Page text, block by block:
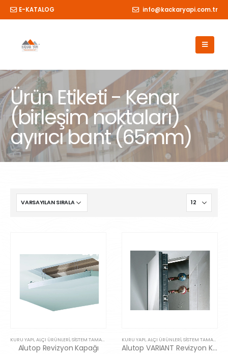
E-KATALOG info@kackaryapi.com.tr
Ürün Etiketi - Kenar
(birleşim noktaları)
ayırıcı bant (65mm)
KURU YAPI, ALÇI ÜRÜNLERI, SISTEM TAMAMLAYICILARI ,SISTEM AKSESUARLARI
Alutop Revizyon Kapağı
KURU YAPI, ALÇI ÜRÜNLERI, SISTEM TAMAMLAYICILARI
Alutop VARIANT Revizyon Kapağı